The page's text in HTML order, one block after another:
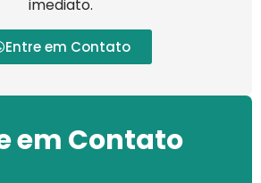
imediato.
Entre em Contato
em Contato